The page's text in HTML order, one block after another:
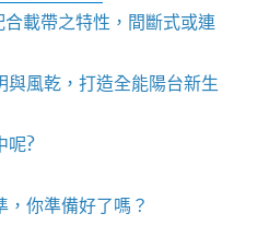
合載帶之特性，間斷式或連
與風乾，打造全能陽台新生
呢?
，你準備好了嗎？